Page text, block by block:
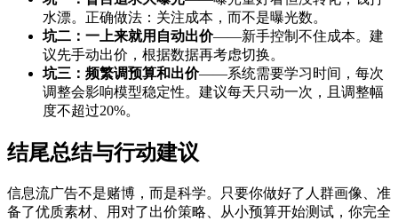
水漂。正确做法：关注成本，而不是曝光数。
坑二：一上来就用自动出价——新手控制不住成本。建
议先手动出价，根据数据再考虑切换。
坑三：频繁调预算和出价——系统需要学习时间，每次
调整会影响模型稳定性。建议每天只动一次，且调整幅
度不超过20%。
结尾总结与行动建议
信息流广告不是赌博，而是科学。只要你做好了人群画像、准
备了优质素材、用对了出价策略、从小预算开始测试，你完全